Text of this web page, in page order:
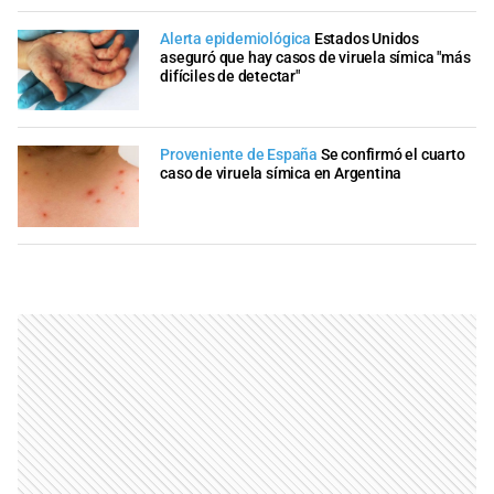
Alerta epidemiológica Estados Unidos
aseguró que hay casos de viruela símica "más
difíciles de detectar"
Proveniente de España Se confirmó el cuarto
caso de viruela símica en Argentina